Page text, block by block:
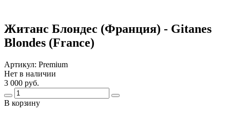
Житанс Блондес (Франция) - Gitanes
Blondes (France)
Артикул: Premium
Нет в наличии
3 000 руб.
В корзину